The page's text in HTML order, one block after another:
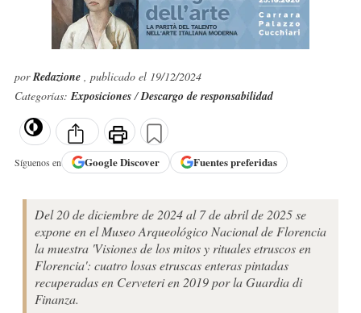
porRedazione , publicado el 19/12/2024
Categorías:Exposiciones/Descargo de responsabilidad
Síguenos en GoogleDiscover Fuentes preferidas
Del 20 de diciembre de 2024 al 7 de abril de 2025 se
expone en el Museo Arqueológico Nacional de Florencia
la muestra 'Visiones de los mitos y rituales etruscos en
Florencia': cuatro losas etruscas enteras pintadas
recuperadas en Cerveteri en 2019 por la Guardia di
Finanza.